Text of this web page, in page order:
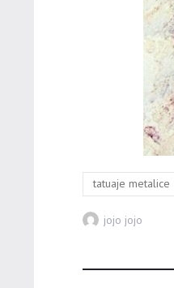
Tags
tatuaje metalice
Author
jojo jojo